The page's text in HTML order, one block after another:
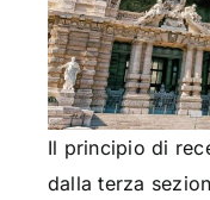
Il principio di
dalla terza